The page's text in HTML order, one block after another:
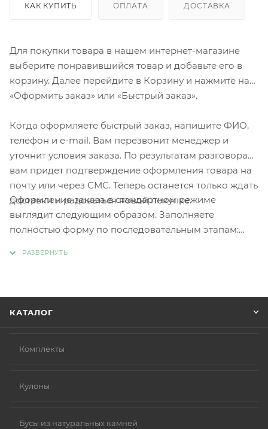
КАК КУПИТЬ ОПЛАТА ДОСТАВКА
Для покупки товара в нашем интернет-магазине
выберите понравившийся товар и добавьте его в
корзину. Далее перейдите в Корзину и нажмите на
«Оформить заказ» или «Быстрый заказ».
Когда оформляете быстрый заказ, напишите ФИО,
телефон и e-mail. Вам перезвонит менеджер и
уточнит условия заказа. По результатам разговора
вам придет подтверждение оформления товара на
почту или через СМС. Теперь останется только ждать
доставки и радоваться новой покупке.
Оформление заказа в стандартном режиме
выглядит следующим образом. Заполняете
полностью форму по последовательным этапам:
КАТАЛОГ
Комплекты
Кулоны
Бусы из натуральных камней